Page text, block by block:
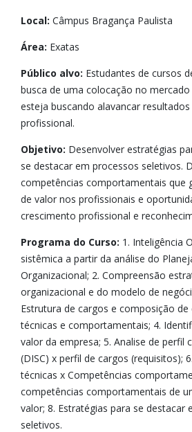
Local: Câmpus Bragança Paulista
Área: Exatas
Público alvo: Estudantes de cursos
busca de uma colocação no
esteja buscando alavancar
profissional.
Objetivo: Desenvolver estratégias
se destacar em processos seletivos.
competências comportamentais que
de valor nos profissionais e
crescimento profissional e
Programa do Curso: 1. Inteligência
sistêmica a partir da análise do
Organizacional; 2. Compreensão
organizacional e do modelo de
Estrutura de cargos e composição
técnicas e comportamentais; 4.
valor da empresa; 5. Analise de perfil
(DISC) x perfil de cargos (requisitos);
técnicas x Competências
competências comportamentais de
valor; 8. Estratégias para se destacar
seletivos.